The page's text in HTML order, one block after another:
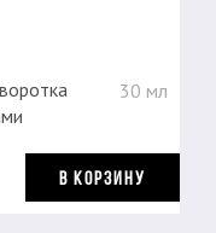
30 мл
В КОРЗИНУ